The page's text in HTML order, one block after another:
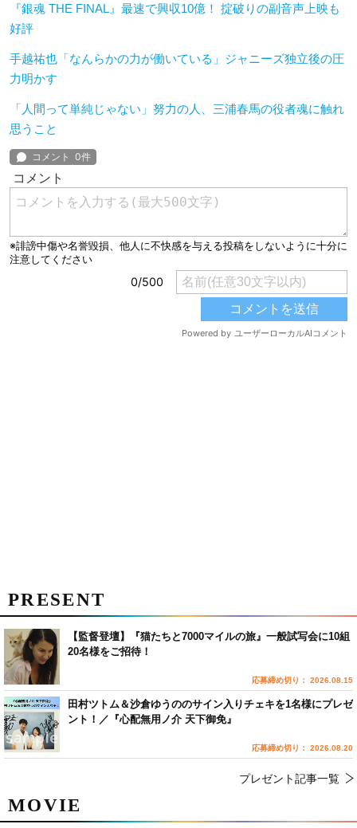
『銀魂 THE FINAL』最速で興収10億！ 掟破りの副音声上映も
好評
手越祐也「なんらかの力が働いている」ジャニーズ独立後の圧
力明かす
「人間って単純じゃない」努力の人、三浦春馬の役者魂に触れ
思うこと
MOVIE
PRESENT
【監督登壇】『猫たちと7000マイルの旅』一般試写会に10組
20名様をご招待！
応募締め切り： 2026.08.15
田村ツトム＆沙倉ゆうののサイン入りチェキを1名様にプレゼ
ント！／『心配無用ノ介 天下御免』
応募締め切り： 2026.08.20
プレゼント記事一覧